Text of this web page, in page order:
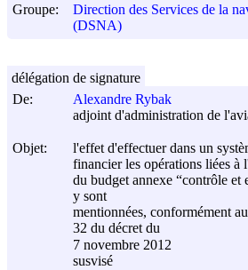
Groupe:
Direction des Services de la
(DSNA)
De:
Alexandre Rybak
adjoint d'administration de
Objet:
l'effet d'effectuer dans un
financier les opérations liées à
du budget annexe “contrôle et
y sont
mentionnées, conformément
32 du décret du
7 novembre 2012
susvisé
délégation de signature